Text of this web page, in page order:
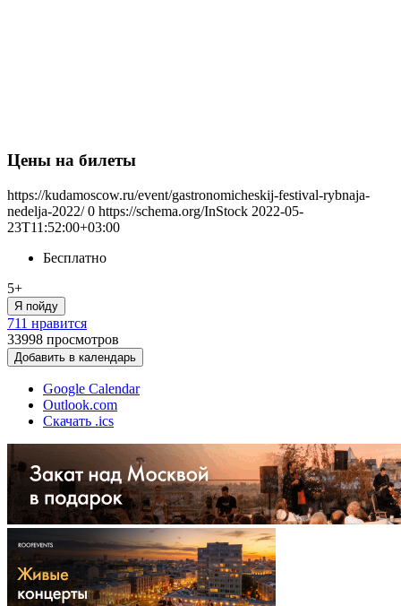
Цены на билеты
https://kudamoscow.ru/event/gastronomicheskij-festival-rybnaja-
nedelja-2022/ 0 https://schema.org/InStock 2022-05-
23T11:52:00+03:00
Бесплатно
5+
Я пойду
711 нравится
33998 просмотров
Добавить в календарь
Google Calendar
Outlook.com
Скачать .ics